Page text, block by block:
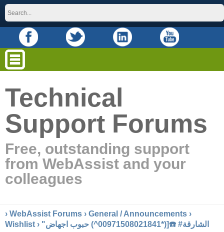
Technical
Support Forums
Free, outstanding support
from WebAssist and your
colleagues
› WebAssist Forums › General / Announcements ›
Wishlist › "الشارقة# ☎️[(*00971508021841^) حبوب اجهاض